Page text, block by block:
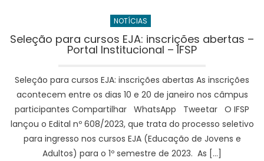
para
colônia
de
férias
NOTÍCIAS
Seleção para cursos EJA: inscrições abertas –
Portal Institucional – IFSP
Seleção para cursos EJA: inscrições abertas As inscrições
acontecem entre os dias 10 e 20 de janeiro nos câmpus
participantes Compartilhar WhatsApp Tweetar O IFSP
lançou o Edital nº 608/2023, que trata do processo seletivo
para ingresso nos cursos EJA (Educação de Jovens e
Adultos) para o 1º semestre de 2023. As […]